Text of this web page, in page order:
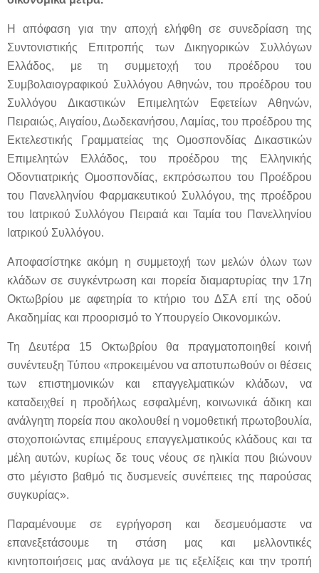
Η απόφαση για την αποχή ελήφθη σε συνεδρίαση της
Συντονιστικής Επιτροπής των Δικηγορικών Συλλόγων
Ελλάδος, με τη συμμετοχή του προέδρου του
Συμβολαιογραφικού Συλλόγου Αθηνών, του προέδρου του
Συλλόγου Δικαστικών Επιμελητών Εφετείων Αθηνών,
Πειραιώς, Αιγαίου, Δωδεκανήσου, Λαμίας, του προέδρου της
Εκτελεστικής Γραμματείας της Ομοσπονδίας Δικαστικών
Επιμελητών Ελλάδος, του προέδρου της Ελληνικής
Οδοντιατρικής Ομοσπονδίας, εκπρόσωπου του Προέδρου
του Πανελληνίου Φαρμακευτικού Συλλόγου, της προέδρου
του Ιατρικού Συλλόγου Πειραιά και Ταμία του Πανελληνίου
Ιατρικού Συλλόγου.
Αποφασίστηκε ακόμη η συμμετοχή των μελών όλων των
κλάδων σε συγκέντρωση και πορεία διαμαρτυρίας την 17η
Οκτωβρίου με αφετηρία το κτήριο του ΔΣΑ επί της οδού
Ακαδημίας και προορισμό το Υπουργείο Οικονομικών.
Τη Δευτέρα 15 Οκτωβρίου θα πραγματοποιηθεί κοινή
συνέντευξη Τύπου «προκειμένου να αποτυπωθούν οι θέσεις
των επιστημονικών και επαγγελματικών κλάδων, να
καταδειχθεί η προδήλως εσφαλμένη, κοινωνικά άδικη και
ανάλγητη πορεία που ακολουθεί η νομοθετική πρωτοβουλία,
στοχοποιώντας επιμέρους επαγγελματικούς κλάδους και τα
μέλη αυτών, κυρίως δε τους νέους σε ηλικία που βιώνουν
στο μέγιστο βαθμό τις δυσμενείς συνέπειες της παρούσας
συγκυρίας».
Παραμένουμε σε εγρήγορση και δεσμευόμαστε να
επανεξετάσουμε τη στάση μας και μελλοντικές
κινητοποιήσεις μας ανάλογα με τις εξελίξεις και την τροπή